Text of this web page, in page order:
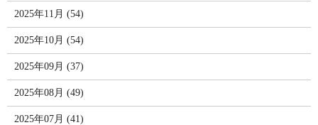
2025年11月 (54)
2025年10月 (54)
2025年09月 (37)
2025年08月 (49)
2025年07月 (41)